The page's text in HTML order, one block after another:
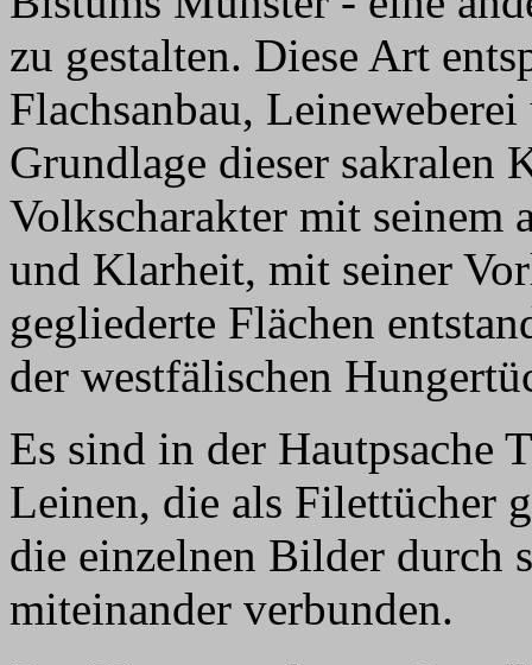
zu gestalten. Diese Art
Flachsanbau,
Grundlage dieser sakralen
Volkscharakter mit seinem
und Klarheit, mit seiner
gegliederte Flächen
der westfälischen
Es sind in der Hautpsache
Leinen, die als Filettücher
die einzelnen Bilder durch
miteinander verbunden.